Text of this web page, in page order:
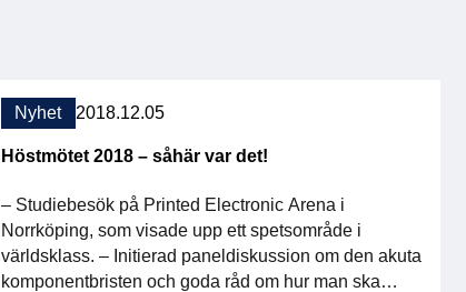
Nyhet 2018.12.05
Höstmötet 2018 – såhär var det!
– Studiebesök på Printed Electronic Arena i
Norrköping, som visade upp ett spetsområde i
världsklass. – Initierad paneldiskussion om den akuta
komponentbristen och goda råd om hur man ska